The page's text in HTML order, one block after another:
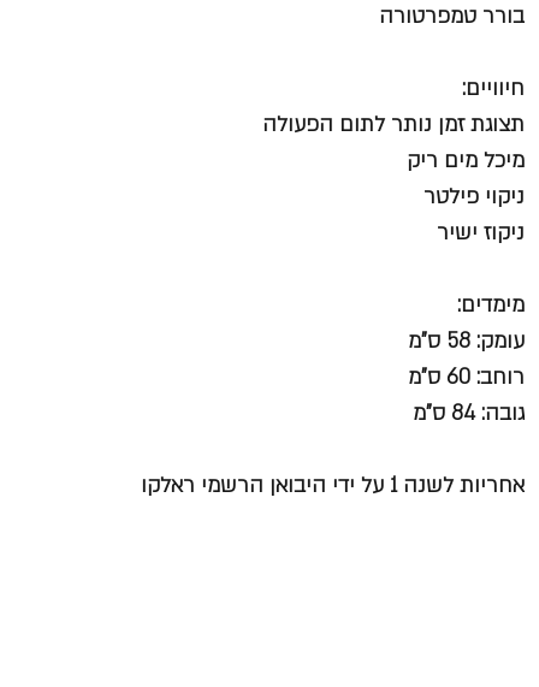
בורר טמפרטורה
חיוויים:
תצוגת זמן נותר לתום הפעולה
מיכל מים ריק
ניקוי פילטר
ניקוז ישיר
מימדים:
עומק: 58 ס"מ
רוחב: 60 ס"מ
גובה: 84 ס"מ
אחריות לשנה 1 על ידי היבואן הרשמי ראלקו